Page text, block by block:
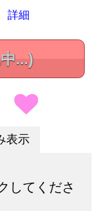
詳細
...)
表示
してくださ